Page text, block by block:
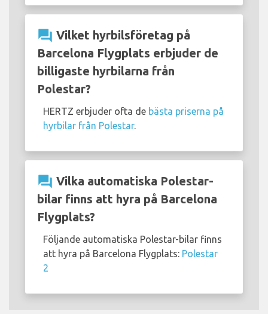
question_answer Vilket hyrbilsföretag på
Barcelona Flygplats erbjuder de
billigaste hyrbilarna från
Polestar?
HERTZ erbjuder ofta de bästa priserna på
hyrbilar från Polestar.
question_answer Vilka automatiska Polestar-
bilar finns att hyra på Barcelona
Flygplats?
Följande automatiska Polestar-bilar finns
att hyra på Barcelona Flygplats: Polestar
2